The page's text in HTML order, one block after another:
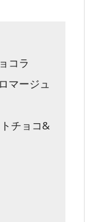
コラ
マージュ
チョコ&